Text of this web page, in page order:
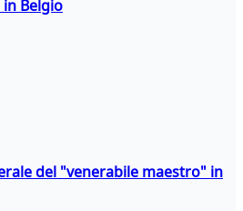
in Belgio
del "venerabile maestro" in